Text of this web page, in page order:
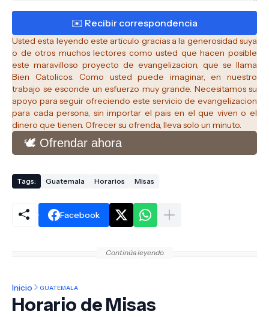
Usted esta leyendo este articulo gracias a la generosidad suya
o de otros muchos lectores como usted que hacen posible
este maravilloso proyecto de evangelizacion, que se llama
Bien Catolicos.Como usted puede imaginar, en nuestro
trabajo se esconde un esfuerzo muy grande. Necesitamos su
apoyo para seguir ofreciendo este servicio de evangelizacion
para cada persona, sin importar el pais en el que viven o el
dinero que tienen. Ofrecer su ofrenda, lleva solo un minuto.
🕊️ Ofrendar ahora
Tags: Guatemala Horarios Misas
Facebook
Continúa leyendo
Inicio GUATEMALA
Horario de Misas